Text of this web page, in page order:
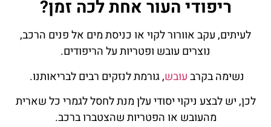
ריפודי העור אחת לכה זמן?
לעיתים, עקב אוורור לקוי או כניסת מים אל פנים הרכב,
נוצרים עובש ופטריות על הריפודים.
נשימה בקרבעובש, גורמת לנזקים רבים לבריאותנו.
לכן, יש לבצע ניקוי יסודי עלן מנת לחסל לגמרי כל שארית
מהעובש או הפטריות שהצטברו ברכב.